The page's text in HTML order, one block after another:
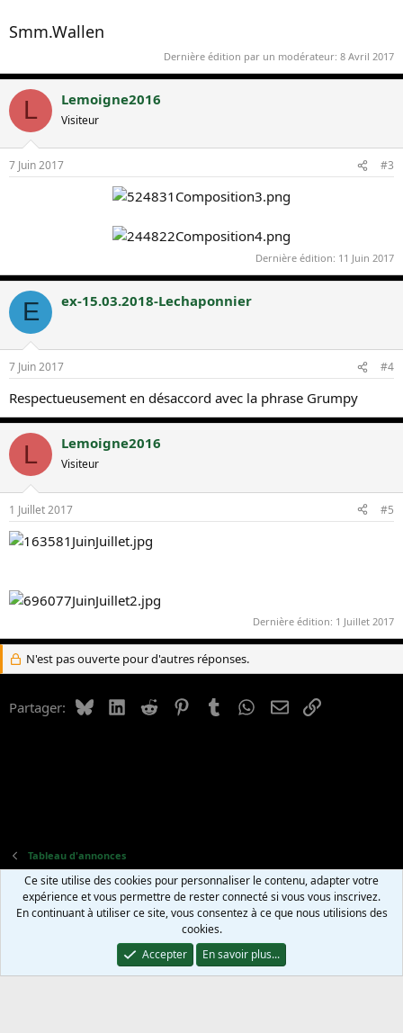
Smm.Wallen
Dernière édition par un modérateur: 8 Avril 2017
L Lemoigne2016
Visiteur
7 Juin 2017 #3
Dernière édition: 11 Juin 2017
E ex-15.03.2018-Lechaponnier
7 Juin 2017 #4
Respectueusement en désaccord avec la phrase Grumpy
L Lemoigne2016
Visiteur
1 Juillet 2017 #5
Dernière édition: 1 Juillet 2017
N'est pas ouverte pour d'autres réponses.
Partager: BlueskyLinkedIn
Reddit PinterestTumblr WhatsApp
E-mailLien
Tableau d'annonces
Nous contacter Termes et règles
Politique de confidentialité
Aide
Accueil
R
Community platform by XenForo® © 2010-2025 XenForo Ltd.
proofreading by Dr.Manhattan
Ce site utilise des cookies pour personnaliser le contenu, adapter votre
expérience et vous permettre de rester connecté si vous vous inscrivez.
En continuant à utiliser ce site, vous consentez à ce que nous utilisions des
cookies.
Accepter
En savoir plus...